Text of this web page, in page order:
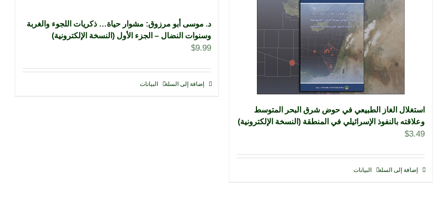
استغلال الغاز الطبيعي في حوض شرق البحر المتوسط
وعلاقته بالنفوذ الإسرائيلي في المنطقة (النسخة الإلكترونية)
$3.49
إضافة إلى السلة البيانات
د. موسى أبو مرزوق: مشوار حياة… ذكريات اللجوء والغربة
وسنوات النضال – الجزء الأول (النسخة الإلكترونية)
$9.99
إضافة إلى السلة البيانات